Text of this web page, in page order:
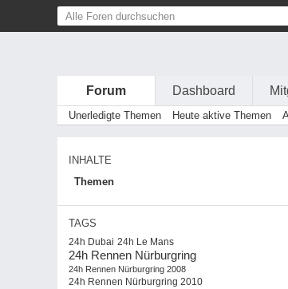
Forum Dashboard
Unerledigte Themen Heute aktive Themen
INHALTE
Themen
TAGS
24h Dubai 24h Le Mans
24h Rennen Nürburgring
24h Rennen Nürburgring 2008
24h Rennen Nürburgring 2010